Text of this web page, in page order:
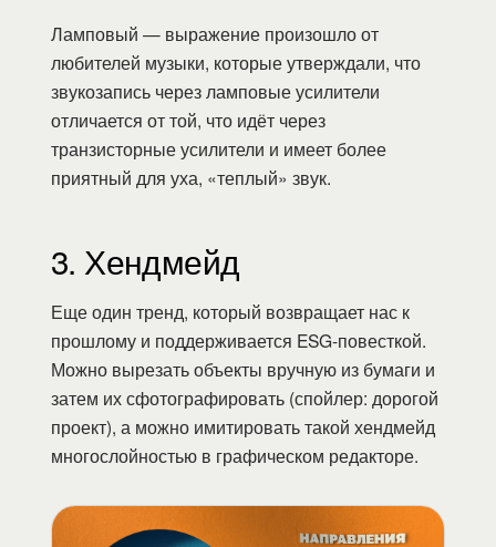
Ламповый — выражение произошло от
любителей музыки, которые утверждали, что
звукозапись через ламповые усилители
отличается от той, что идёт через
транзисторные усилители и имеет более
приятный для уха, «теплый» звук.
3. Хендмейд
Еще один тренд, который возвращает нас к
прошлому и поддерживается ESG-повесткой.
Можно вырезать объекты вручную из бумаги и
затем их сфотографировать (спойлер: дорогой
проект), а можно имитировать такой хендмейд
многослойностью в графическом редакторе.